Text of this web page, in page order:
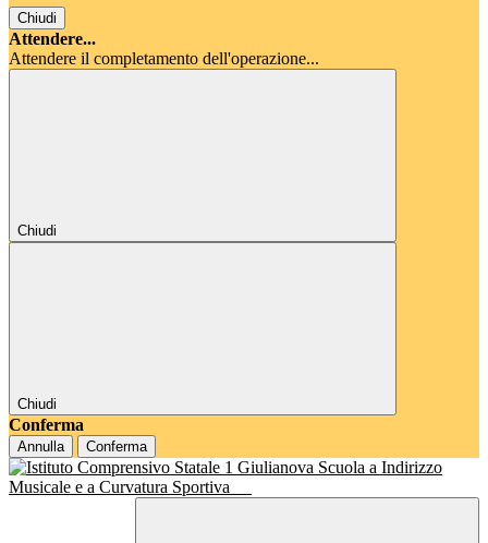
Chiudi
Attendere...
Attendere il completamento dell'operazione...
Chiudi
Chiudi
Conferma
Annulla Conferma
Scuola a Indirizzo
Musicale e a Curvatura Sportiva